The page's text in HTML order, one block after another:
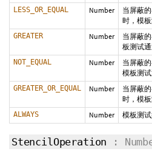
LESS_OR_EQUAL Number
当屏蔽
时，模板
GREATER Number
当屏蔽
板测试通
NOT_EQUAL Number
当屏蔽
模板测试
GREATER_OR_EQUAL Number
当屏蔽
时，模板
ALWAYS Number 模板测试
StencilOperation :